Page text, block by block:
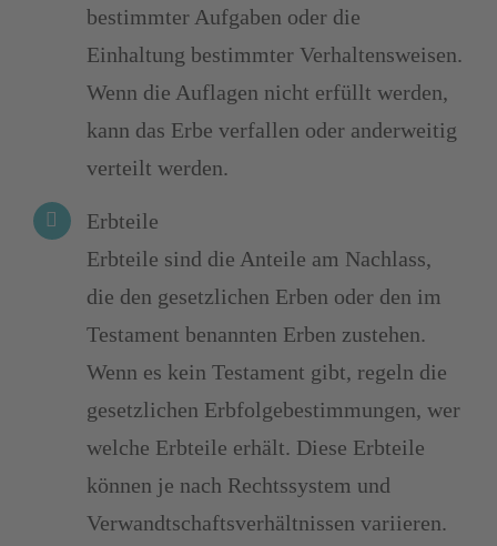
bestimmter Aufgaben oder die
Einhaltung bestimmter Verhaltensweisen.
Wenn die Auflagen nicht erfüllt werden,
kann das Erbe verfallen oder anderweitig
verteilt werden.
Erbteile
Erbteile sind die Anteile am Nachlass,
die den gesetzlichen Erben oder den im
Testament benannten Erben zustehen.
Wenn es kein Testament gibt, regeln die
gesetzlichen Erbfolgebestimmungen, wer
welche Erbteile erhält. Diese Erbteile
können je nach Rechtssystem und
Verwandtschaftsverhältnissen variieren.